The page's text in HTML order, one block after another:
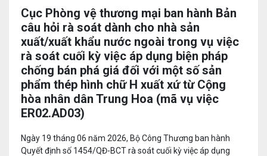
Cục Phòng vệ thương mại ban hành Bản
câu hỏi rà soát dành cho nhà sản
xuất/xuất khẩu nước ngoài trong vụ việc
rà soát cuối kỳ việc áp dụng biện pháp
chống bán phá giá đối với một số sản
phẩm thép hình chữ H xuất xứ từ Cộng
hòa nhân dân Trung Hoa (mã vụ việc
ER02.AD03)
Ngày 19 tháng 06 năm 2026, Bộ Công Thương ban hành
Quyết định số 1454/QĐ-BCT rà soát cuối kỳ việc áp dụng